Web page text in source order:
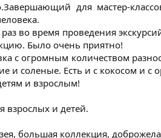
для мастер-
во время проведения
Было очень приятно!
с огромным количеством
и соленые. Есть и с кокосом и
и взрослым!​
взрослых и детей.
большая коллекция,